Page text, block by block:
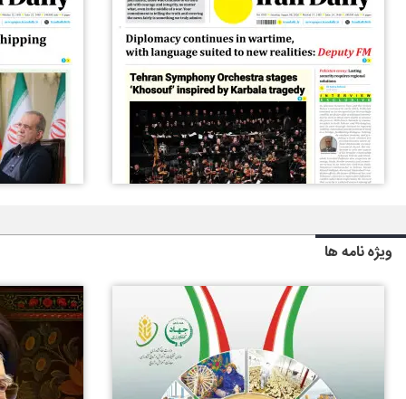
ویژه نامه ها